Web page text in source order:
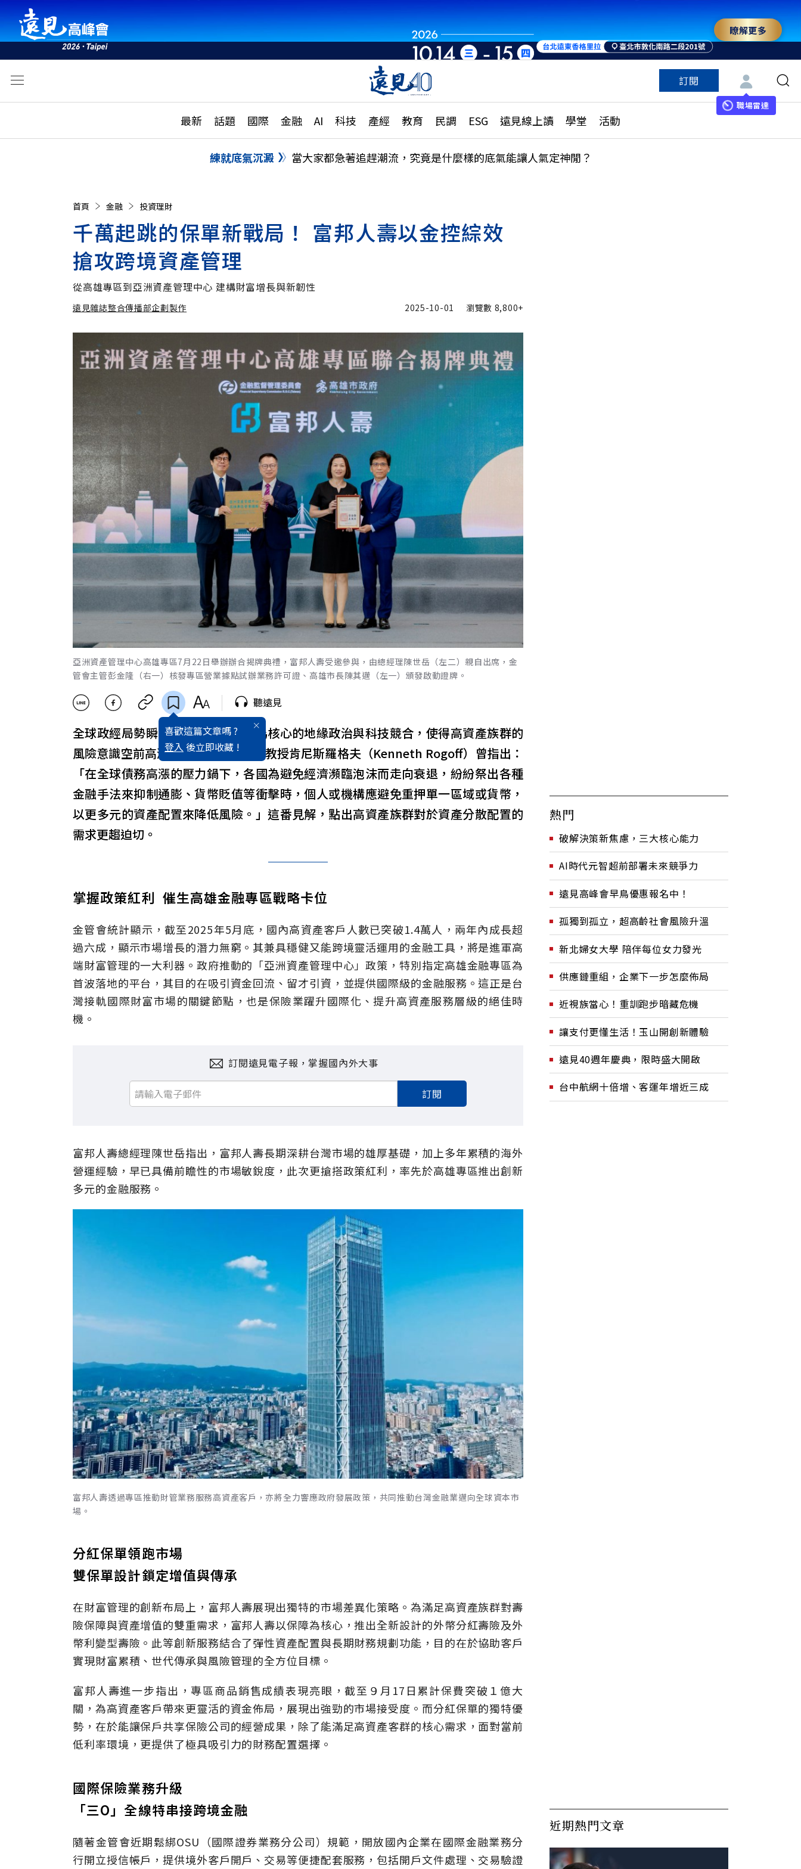
世界重組・洞見未來 與世界領袖同行
瞭解更多
訂閱
職場雷達
最新 話題 國際 金融 AI 科技 產經 教育 民調 ESG 遠見線上讀 學堂 活動
活動
遠見ON AIR 影音
話題
國際
特輯
大學升學、職涯攻略
縣市施政調查全解析
民調
更多訂閱方案
特色頻道
【遠見40週年慶】訂《遠見》贈實用家電3選1+暢銷好書6選3 特價 3,980 元
練就底氣沉澱 當大家都急著追趕潮流，究竟是什麼樣的底氣能讓人氣定神閒？
首頁 金融 投資理財
千萬起跳的保單新戰局！ 富邦人壽以金控綜效
搶攻跨境資產管理
從高雄專區到亞洲資產管理中心 建構財富增長與新韌性
遠見雜誌整合傳播部企劃製作 2025-10-01 瀏覽數 8,800+
亞洲資產管理中心高雄專區7月22日舉辦辦合揭牌典禮，富邦人壽受邀參與，由總經理陳世岳（左二）親自出席，金
管會主管彭金隆（右一）核發專區營業據點試辦業務許可證、高雄市長陳其邁（左一）頒發啟動證牌。
喜歡這篇文章嗎 ?
登入 後立即收藏 !
聽遠見
全球政經局勢瞬息萬變，尤以中美為核心的地緣政治與科技競合，使得高資產族群的
風險意識空前高漲。哈佛大學經濟學教授肯尼斯羅格夫（Kenneth Rogoff）曾指出：
「在全球債務高漲的壓力鍋下，各國為避免經濟瀕臨泡沫而走向衰退，紛紛祭出各種
金融手法來抑制通膨、貨幣貶值等衝擊時，個人或機構應避免重押單一區域或貨幣，
以更多元的資產配置來降低風險。」這番見解，點出高資產族群對於資產分散配置的
需求更趨迫切。
掌握政策紅利 催生高雄金融專區戰略卡位
金管會統計顯示，截至2025年5月底，國內高資產客戶人數已突破1.4萬人，兩年內成長超
過六成，顯示市場增長的潛力無窮。其兼具穩健又能跨境靈活運用的金融工具，將是進軍高
端財富管理的一大利器。政府推動的「亞洲資產管理中心」政策，特別指定高雄金融專區為
首波落地的平台，其目的在吸引資金回流、留才引資，並提供國際級的金融服務。這正是台
灣接軌國際財富市場的關鍵節點，也是保險業躍升國際化、提升高資產服務層級的絕佳時
機。
訂閱遠見電子報，掌握國內外大事
訂閱
富邦人壽總經理陳世岳指出，富邦人壽長期深耕台灣市場的雄厚基礎，加上多年累積的海外
營運經驗，早已具備前瞻性的市場敏銳度，此次更搶搭政策紅利，率先於高雄專區推出創新
多元的金融服務。
富邦人壽透過專區推動財管業務服務高資產客戶，亦將全力響應政府發展政策，共同推動台灣金融業邁向全球資本市
場。
分紅保單領跑市場
雙保單設計鎖定增值與傳承
在財富管理的創新布局上，富邦人壽展現出獨特的市場差異化策略。為滿足高資產族群對壽
險保障與資產增值的雙重需求，富邦人壽以保障為核心，推出全新設計的外幣分紅壽險及外
幣利變型壽險。此等創新服務結合了彈性資產配置與長期財務規劃功能，目的在於協助客戶
實現財富累積、世代傳承與風險管理的全方位目標。
富邦人壽進一步指出，專區商品銷售成績表現亮眼，截至９月17日累計保費突破１億大
關，為高資產客戶帶來更靈活的資金佈局，展現出強勁的市場接受度。而分紅保單的獨特優
勢，在於能讓保戶共享保險公司的經營成果，除了能滿足高資產客群的核心需求，面對當前
低利率環境，更提供了極具吸引力的財務配置選擇。
國際保險業務升級
「三O」全線特串接跨境金融
隨著金管會近期鬆綁OSU（國際證券業務分公司）規範，開放國內企業在國際金融業務分
行開立授信帳戶，提供境外客戶開戶、交易等便捷配套服務，包括開戶文件處理、交易驗證
熱門
破解決策新焦慮，三大核心能力
AI時代元智超前部署未來競爭力
遠見高峰會早鳥優惠報名中！
孤獨到孤立，超高齡社會風險升溫
新北婦女大學 陪伴每位女力發光
供應鏈重組，企業下一步怎麼佈局
近視族當心！重訓跑步暗藏危機
讓支付更懂生活！玉山開創新體驗
遠見40週年慶典，限時盛大開啟
台中航網十倍增、客運年增近三成
近期熱門文章